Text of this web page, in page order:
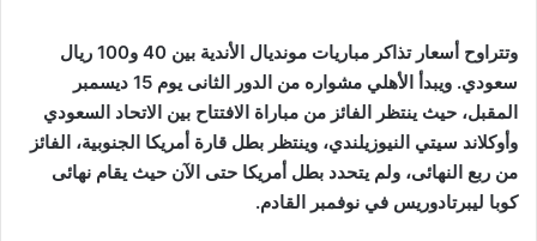
وتتراوح أسعار تذاكر مباريات مونديال الأندية بين 40 و100 ريال
سعودي. ويبدأ الأهلي مشواره من الدور الثانى يوم 15 ديسمبر
المقبل، حيث ينتظر الفائز من مباراة الافتتاح بين الاتحاد السعودي
وأوكلاند سيتي النيوزيلندي، وينتظر بطل قارة أمريكا الجنوبية، الفائز
من ربع النهائى، ولم يتحدد بطل أمريكا حتى الآن حيث يقام نهائى
كوبا ليبرتادوريس في نوفمبر القادم.